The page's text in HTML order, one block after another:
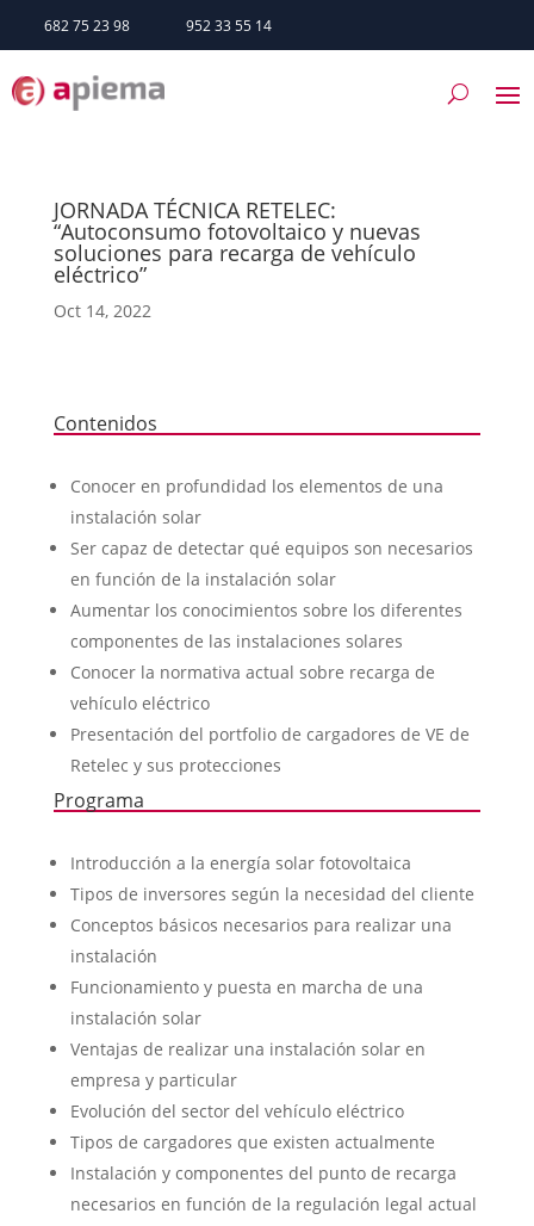
682 75 23 98 952 33 55 14
JORNADA TÉCNICA RETELEC:
“Autoconsumo fotovoltaico y nuevas
soluciones para recarga de vehículo
eléctrico”
Oct 14, 2022
Contenidos
Conocer en profundidad los elementos de una
instalación solar
Ser capaz de detectar qué equipos son necesarios
en función de la instalación solar
Aumentar los conocimientos sobre los diferentes
componentes de las instalaciones solares
Conocer la normativa actual sobre recarga de
vehículo eléctrico
Presentación del portfolio de cargadores de VE de
Retelec y sus protecciones
Programa
Introducción a la energía solar fotovoltaica
Tipos de inversores según la necesidad del cliente
Conceptos básicos necesarios para realizar una
instalación
Funcionamiento y puesta en marcha de una
instalación solar
Ventajas de realizar una instalación solar en
empresa y particular
Evolución del sector del vehículo eléctrico
Tipos de cargadores que existen actualmente
Instalación y componentes del punto de recarga
necesarios en función de la regulación legal actual